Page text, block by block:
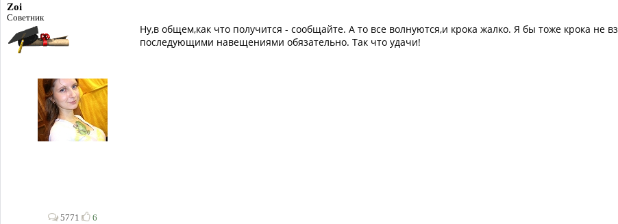
Zoi
Советник
5771 6
Ну,в общем,как что получится - сообщайте. А то все волнуются,и крока жалко. Я бы тоже крока не
последующими навещениями обязательно. Так что удачи!